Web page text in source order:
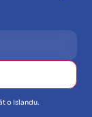
o Islandu.